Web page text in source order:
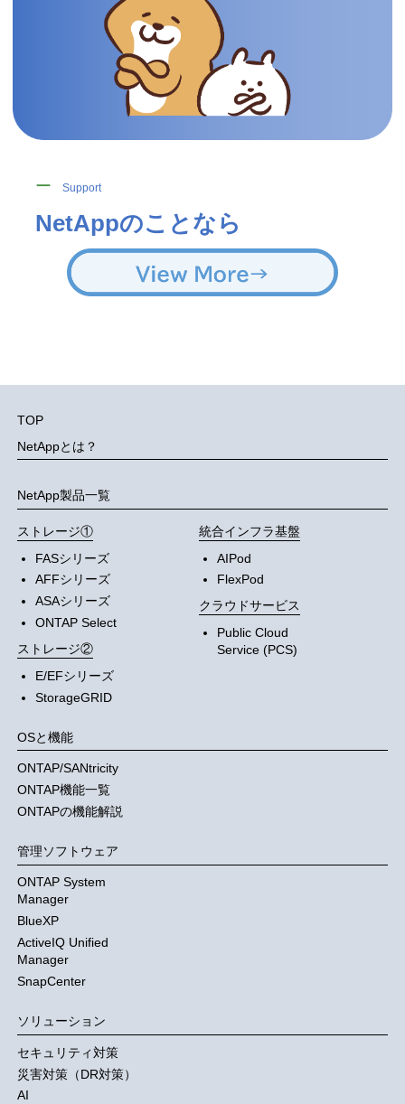
ー Support
NetAppのことなら
TOP
NetAppとは？
NetApp製品一覧
ストレージ①
FASシリーズ
AFFシリーズ
ASAシリーズ
ONTAP Select
ストレージ②
E/EFシリーズ
StorageGRID
統合インフラ基盤
AIPod
FlexPod
クラウドサービス
Public Cloud
Service (PCS)
OSと機能
ONTAP/SANtricity
ONTAP機能一覧
ONTAPの機能解説
管理ソフトウェア
ONTAP System
Manager
BlueXP
ActiveIQ Unified
Manager
SnapCenter
ソリューション
セキュリティ対策
災害対策（DR対策）
AI